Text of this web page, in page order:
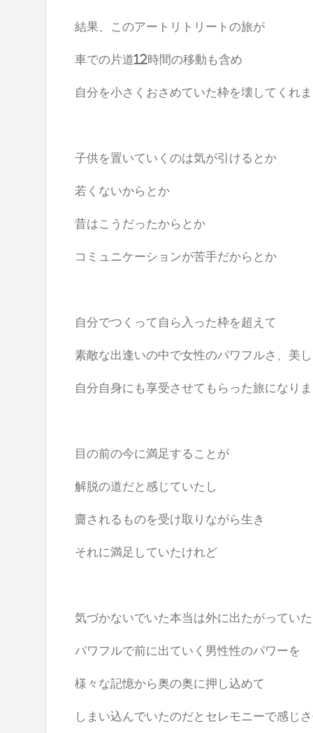
結果、このアートリトリートの旅が
車での片道12時間の移動も含め
自分を小さくおさめていた枠を壊してくれま
子供を置いていくのは気が引けるとか
若くないからとか
昔はこうだったからとか
コミュニケーションが苦手だからとか
自分でつくって自ら入った枠を超えて
素敵な出逢いの中で女性のパワフルさ、美
自分自身にも享受させてもらった旅になりま
目の前の今に満足することが
解脱の道だと感じていたし
齎されるものを受け取りながら生き
それに満足していたけれど
気づかないでいた本当は外に出たがっていた
パワフルで前に出ていく男性性のパワーを
様々な記憶から奥の奥に押し込めて
しまい込んでいたのだとセレモニーで感じ